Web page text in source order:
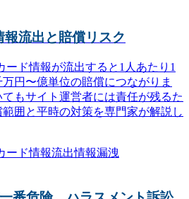
流出と賠償リスク
ード情報が流出すると1人あたり1
円〜億単位の賠償につながりま
もサイト運営者には責任が残るた
囲と平時の対策を専門家が解説し
ード情報流出情報漏洩